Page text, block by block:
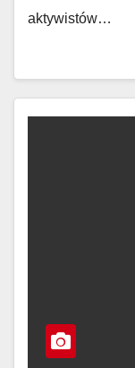
aktywistów…